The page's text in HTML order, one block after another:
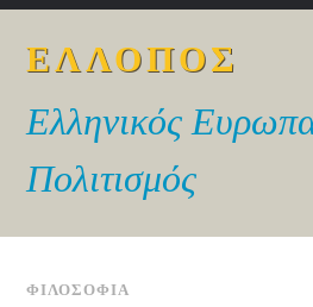
ΕΛΛΟΠΟΣ
Ελληνικός
Πολιτισμός
ΦΙΛΟΣΟΦΙΑ